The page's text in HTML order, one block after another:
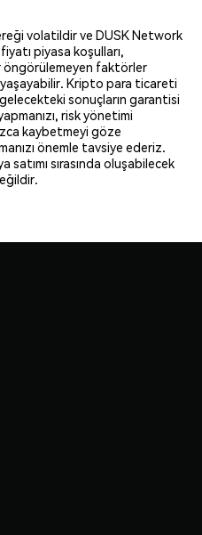
volatildir ve DUSK Network
piyasa koşulları,
öngörülemeyen faktörler
Kripto para ticareti
sonuçların garantisi
risk yönetimi
kaybetmeyi göze
önemle tavsiye ederiz.
satımı sırasında oluşabilecek